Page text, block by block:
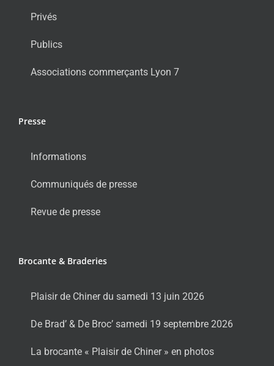
Privés
Publics
Associations commerçants Lyon 7
Presse
Informations
Communiqués de presse
Revue de presse
Brocante & Braderies
Plaisir de Chiner du samedi 13 juin 2026
De Brad’ & De Broc’ samedi 19 septembre 2026
La brocante « Plaisir de Chiner » en photos